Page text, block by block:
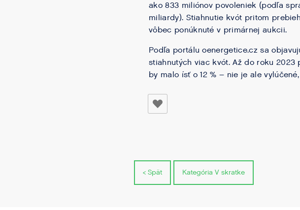
ako 833 miliónov povoleniek (podľa
miliardy). Stiahnutie kvót pritom
vôbec ponúknuté v primárnej aukcii.
Podľa portálu oenergetice.cz sa
stiahnutých viac kvót. Až do roku
by malo ísť o 12 % – nie je ale
< Spät Kategória V skratke